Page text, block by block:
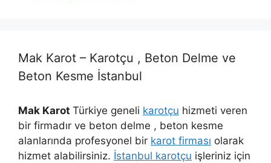
Mak Karot – Karotçu , Beton Delme ve
Beton Kesme İstanbul
Mak Karot Türkiye geneli karotçu hizmeti veren
bir firmadır ve beton delme , beton kesme
alanlarında profesyonel bir karot firması olarak
hizmet alabilirsiniz. İstanbul karotçu işleriniz için